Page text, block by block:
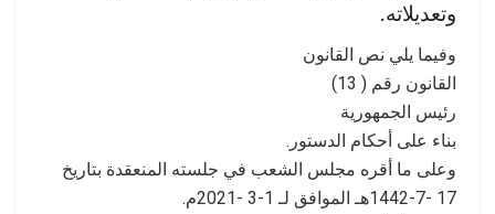
وتعديلاته.
وفيما يلي نص القانون
القانون رقم ( 13)
رئيس الجمهورية
بناء على أحكام الدستور.
وعلى ما أقره مجلس الشعب في جلسته المنعقدة بتاريخ
17 -7-1442هـ الموافق لـ 1-3 -2021م.